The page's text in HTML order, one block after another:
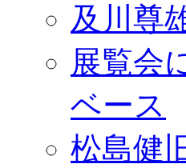
及川尊
展覧会
ベース
松島健